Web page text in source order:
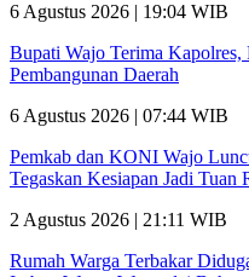
6 Agustus 2026 | 19:04 WIB
Bupati Wajo Terima Kapolres,
Pembangunan Daerah
6 Agustus 2026 | 07:44 WIB
Pemkab dan KONI Wajo
Tegaskan Kesiapan Jadi Tuan
2 Agustus 2026 | 21:11 WIB
Rumah Warga Terbakar